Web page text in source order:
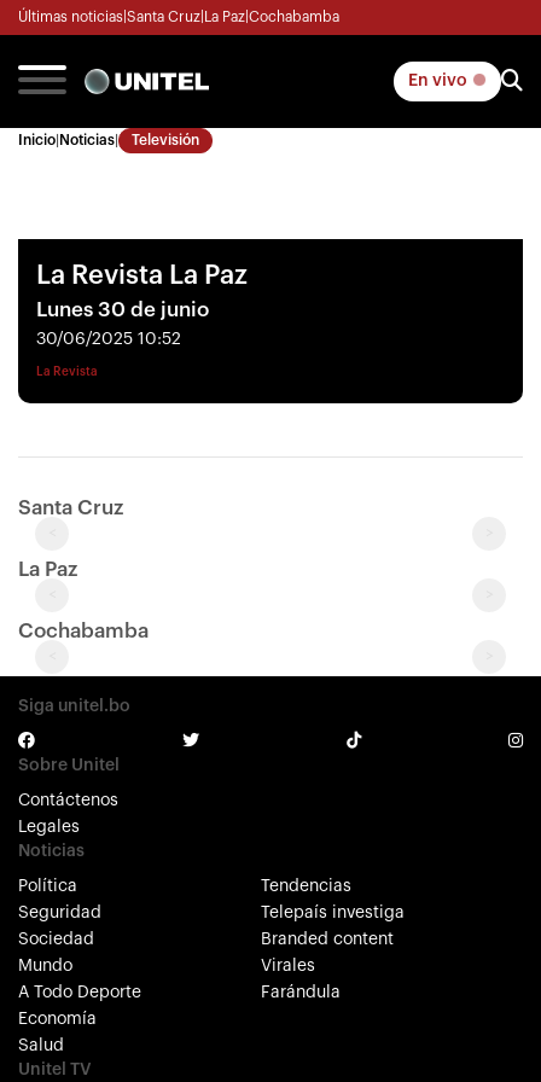
Últimas noticias Santa Cruz La Paz Cochabamba
En vivo
Inicio Noticias Televisión
La Revista La Paz
Lunes 30 de junio
30/06/2025 10:52
La Revista
Santa Cruz
La Paz
Cochabamba
Siga unitel.bo
Sobre Unitel
Contáctenos
Legales
Noticias
Política
Seguridad
Sociedad
Mundo
A Todo Deporte
Economía
Salud
Tendencias
Telepaís investiga
Branded content
Virales
Farándula
Unitel TV